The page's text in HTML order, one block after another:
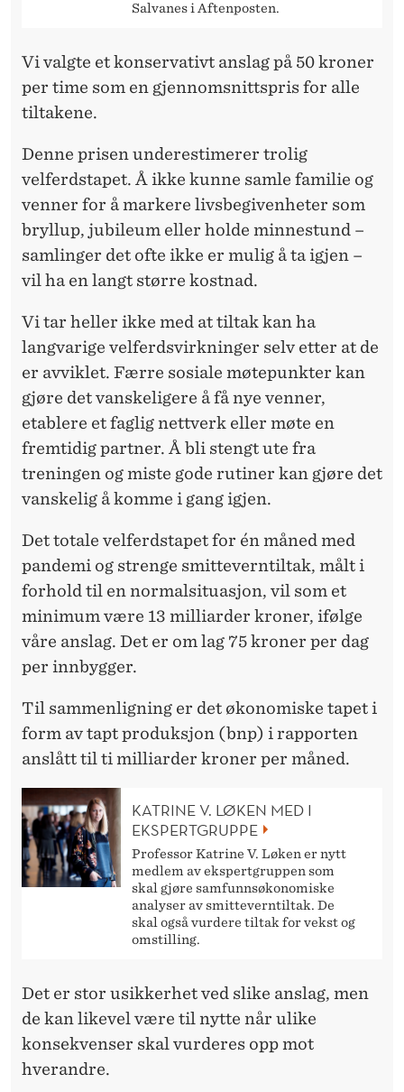
Salvanes i Aftenposten.
Vi valgte et konservativt anslag på 50 kroner
per time som en gjennomsnittspris for alle
tiltakene.
Denne prisen underestimerer trolig
velferdstapet. Å ikke kunne samle familie og
venner for å markere livsbegivenheter som
bryllup, jubileum eller holde minnestund –
samlinger det ofte ikke er mulig å ta igjen –
vil ha en langt større kostnad.
Vi tar heller ikke med at tiltak kan ha
langvarige velferdsvirkninger selv etter at de
er avviklet. Færre sosiale møtepunkter kan
gjøre det vanskeligere å få nye venner,
etablere et faglig nettverk eller møte en
fremtidig partner. Å bli stengt ute fra
treningen og miste gode rutiner kan gjøre det
vanskelig å komme i gang igjen.
Det totale velferdstapet for én måned med
pandemi og strenge smitteverntiltak, målt i
forhold til en normalsituasjon, vil som et
minimum være 13 milliarder kroner, ifølge
våre anslag. Det er om lag 75 kroner per dag
per innbygger.
Til sammenligning er det økonomiske tapet i
form av tapt produksjon (bnp) i rapporten
anslått til ti milliarder kroner per måned.
KATRINE V. LØKEN MED I
EKSPERTGRUPPE
Professor Katrine V. Løken er nytt
medlem av ekspertgruppen som
skal gjøre samfunnsøkonomiske
analyser av smitteverntiltak. De
skal også vurdere tiltak for vekst og
omstilling.
Det er stor usikkerhet ved slike anslag, men
de kan likevel være til nytte når ulike
konsekvenser skal vurderes opp mot
hverandre.